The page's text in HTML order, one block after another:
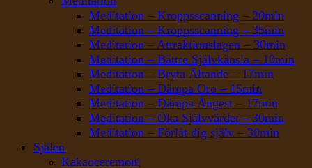
Meditation – Kroppsscanning – 20min
Meditation – Kroppsscanning – 35min
Meditation – Attraktionslagen – 30min
Meditation – Bättre Självkänsla – 10min
Meditation – Bryta Ältande – 17min
Meditation – Dämpa Oro – 15min
Meditation – Dämpa Ångest – 17min
Meditation – Öka Självvärdet – 30min
Meditation – Förlåt dig själv – 30min
Själen
Kakaoceremoni